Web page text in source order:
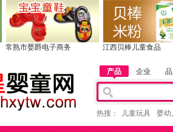
常熟市婴爵电子商务 江西贝棒儿童食品
产品 企业
热搜： 儿童玩具 婴幼